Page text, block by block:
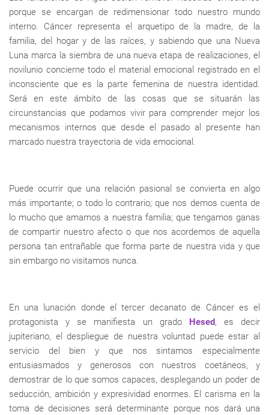
porque se encargan de redimensionar todo nuestro mundo
interno. Cáncer representa el arquetipo de la madre, de la
familia, del hogar y de las raíces, y sabiendo que una Nueva
Luna marca la siembra de una nueva etapa de realizaciones, el
novilunio concierne todo el material emocional registrado en el
inconsciente que es la parte femenina de nuestra identidad.
Será en este ámbito de las cosas que se situarán las
circunstancias que podamos vivir para comprender mejor los
mecanismos internos que desde el pasado al presente han
marcado nuestra trayectoria de vida emocional.
Puede ocurrir que una relación pasional se convierta en algo
más importante; o todo lo contrario; que nos demos cuenta de
lo mucho que amamos a nuestra familia; que tengamos ganas
de compartir nuestro afecto o que nos acordemos de aquella
persona tan entrañable que forma parte de nuestra vida y que
sin embargo no visitamos nunca.
En una lunación donde el tercer decanato de Cáncer es el
protagonista y se manifiesta un grado Hesed, es decir
jupiteriano, el despliegue de nuestra voluntad puede estar al
servicio del bien y que nos sintamos especialmente
entusiasmados y generosos con nuestros coetáneos, y
demostrar de lo que somos capaces, desplegando un poder de
seducción, ambición y expresividad enormes. El carisma en la
toma de decisiones será determinante porque nos dará una